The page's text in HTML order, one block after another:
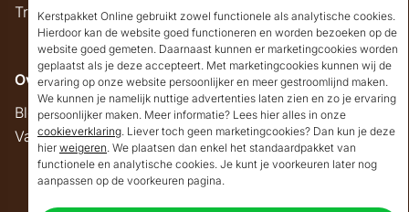
Track & Trace
Overig
Blog
Vacatures
Copyright © 2026 Kerstpakket Online
Goedendag!
Mocht ik je ergens mee
kunnen helpen, dan
verneem ik dat graag.
Kerstpakket Online gebruikt zowel functionele als analytische cookies.
Hierdoor kan de website goed functioneren en worden bezoeken op de
website goed gemeten. Daarnaast kunnen er marketingcookies worden
geplaatst als je deze accepteert. Met marketingcookies kunnen wij de
ervaring op onze website persoonlijker en meer gestroomlijnd maken.
We kunnen je namelijk nuttige advertenties laten zien en zo je ervaring
persoonlijker maken. Meer informatie? Lees hier alles in onze
cookieverklaring. Liever toch geen marketingcookies? Dan kun je deze
hier weigeren. We plaatsen dan enkel het standaardpakket van
functionele en analytische cookies. Je kunt je voorkeuren later nog
aanpassen op de voorkeuren pagina.